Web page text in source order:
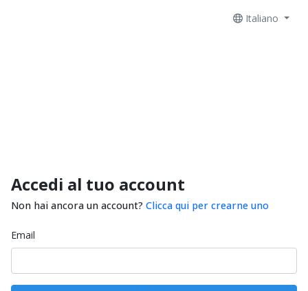
Italiano
Accedi al tuo account
Non hai ancora un account? Clicca qui per crearne uno
Email